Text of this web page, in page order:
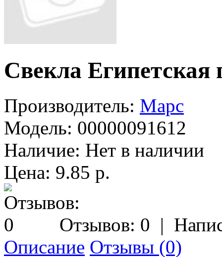
Свекла Египетская
Производитель: Марс
Модель: 00000091612
Наличие: Нет в наличии
Цена: 9.85 р.
Отзывов: 0 |
Описание Отзывы (0)